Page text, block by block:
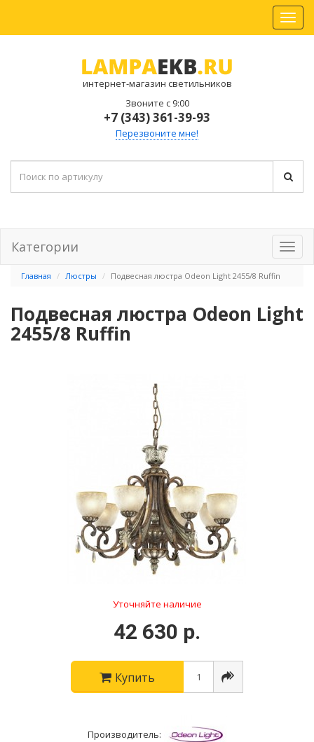
интернет-магазин светильников
Звоните с 9:00
+7 (343) 361-39-93
Перезвоните мне!
Категории
Главная Люстры Подвесная люстра Odeon Light 2455/8 Ruffin
Подвесная люстра Odeon Light
2455/8 Ruffin
Уточняйте наличие
42 630 р.
Купить
Производитель: